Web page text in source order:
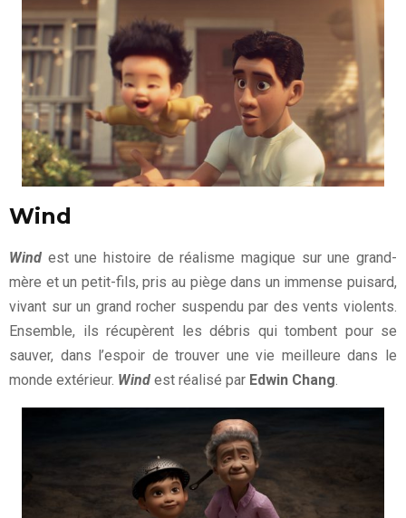
Wind
Wind est une histoire de réalisme magique sur une grand-
mère et un petit-fils, pris au piège dans un immense puisard,
vivant sur un grand rocher suspendu par des vents violents.
Ensemble, ils récupèrent les débris qui tombent pour se
sauver, dans l’espoir de trouver une vie meilleure dans le
monde extérieur. Wind est réalisé par Edwin Chang.